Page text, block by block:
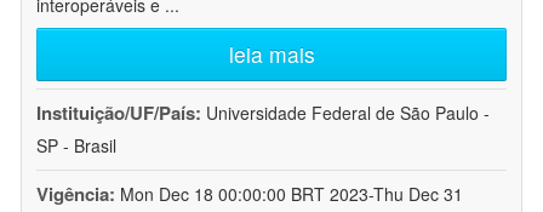
interoperáveis e ...
leia mais
Instituição/UF/País: Universidade Federal de São Paulo -
SP - Brasil
Vigência: Mon Dec 18 00:00:00 BRT 2023-Thu Dec 31